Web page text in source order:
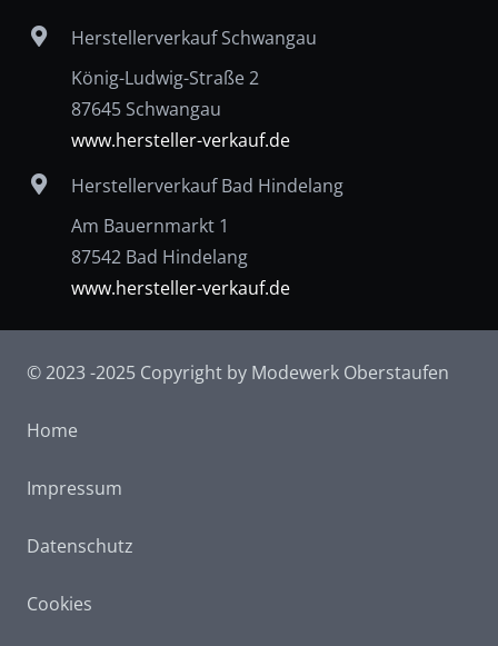
Herstellerverkauf Schwangau
König-Ludwig-Straße 2
87645 Schwangau
www.hersteller-verkauf.de
Herstellerverkauf Bad Hindelang
Am Bauernmarkt 1
87542 Bad Hindelang
www.hersteller-verkauf.de
© 2023 -2025 Copyright by Modewerk Oberstaufen
Home
Impressum
Datenschutz
Cookies